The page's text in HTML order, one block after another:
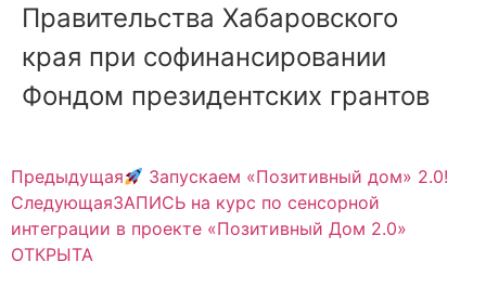
Правительства Хабаровского
края при софинансировании
Фондом президентских грантов
Предыдущая
Запускаем «Позитивный дом» 2.0!
СледующаяЗАПИСЬ на курс по сенсорной
интеграции в проекте «Позитивный Дом 2.0»
ОТКРЫТА